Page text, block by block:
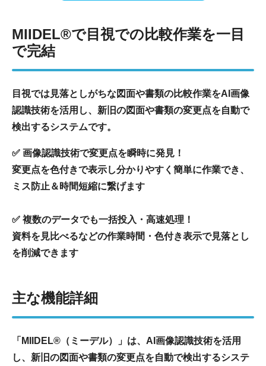
MIIDEL®で目視での比較作業を一目
で完結
目視では見落としがちな図面や書類の比較作業をAI画像
認識技術を活用し、新旧の図面や書類の変更点を自動で
検出するシステムです。
✅ 画像認識技術で変更点を瞬時に発見！
変更点を色付きで表示し分かりやすく簡単に作業でき、
ミス防止＆時間短縮に繋げます
✅ 複数のデータでも一括投入・高速処理！
資料を見比べるなどの作業時間・色付き表示で見落とし
を削減できます
主な機能詳細
「MIIDEL®（ミーデル）」は、AI画像認識技術を活用
し、新旧の図面や書類の変更点を自動で検出するシステ